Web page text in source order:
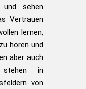
und sehen
Vertrauen
lernen,
hören und
aber auch
in
von